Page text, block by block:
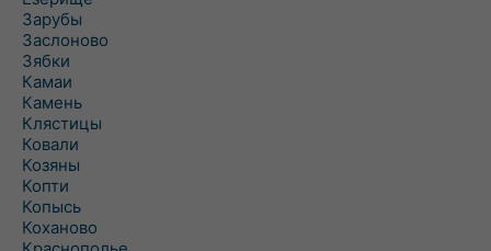
Зарубы
Заслоново
Зябки
Камаи
Камень
Клястицы
Ковали
Козяны
Копти
Копысь
Коханово